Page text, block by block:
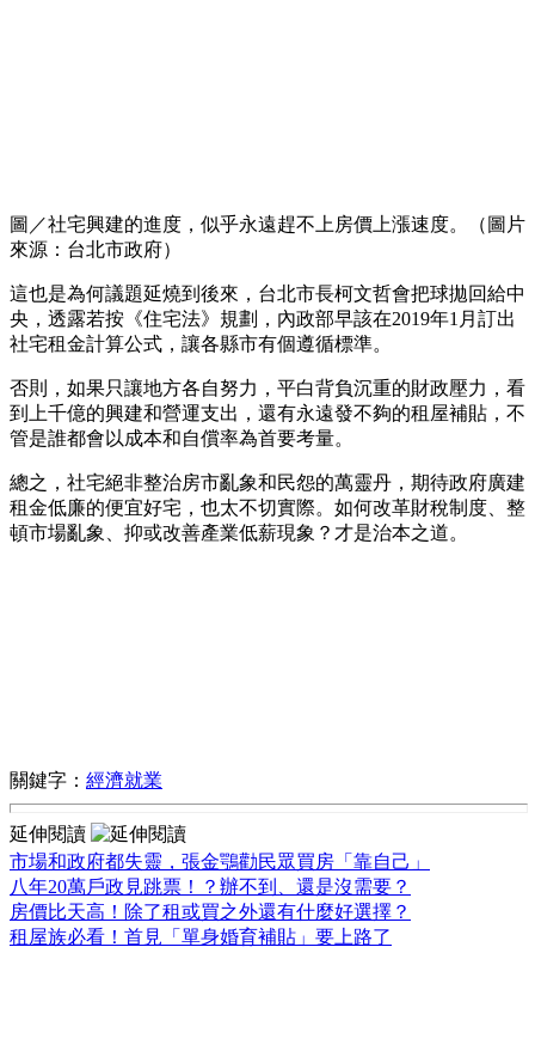
圖／社宅興建的進度，似乎永遠趕不上房價上漲速度。（圖片
來源：台北市政府）
這也是為何議題延燒到後來，台北市長柯文哲會把球拋回給中
央，透露若按《住宅法》規劃，內政部早該在2019年1月訂出
社宅租金計算公式，讓各縣市有個遵循標準。
否則，如果只讓地方各自努力，平白背負沉重的財政壓力，看
到上千億的興建和營運支出，還有永遠發不夠的租屋補貼，不
管是誰都會以成本和自償率為首要考量。
總之，社宅絕非整治房市亂象和民怨的萬靈丹，期待政府廣建
租金低廉的便宜好宅，也太不切實際。如何改革財稅制度、整
頓市場亂象、抑或改善產業低薪現象？才是治本之道。
關鍵字： 經濟就業
延伸閱讀
市場和政府都失靈，張金鶚勸民眾買房「靠自己」
八年20萬戶政見跳票！？辦不到、還是沒需要？
房價比天高！除了租或買之外還有什麼好選擇？
租屋族必看！首見「單身婚育補貼」要上路了